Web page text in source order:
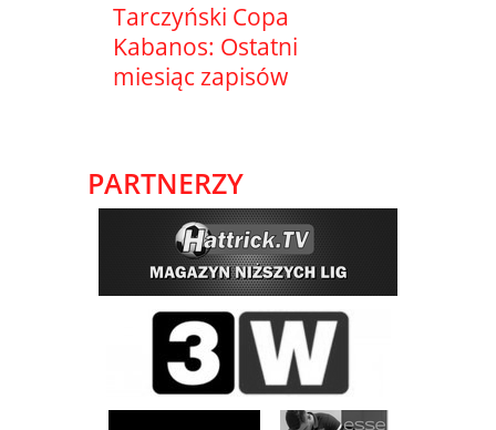
Tarczyński Copa
Kabanos: Ostatni
miesiąc zapisów
PARTNERZY